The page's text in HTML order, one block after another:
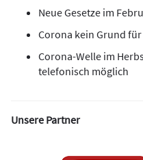
Neue Gesetze im
Corona kein Grund
Corona-Welle im
telefonisch möglich
Unsere Partner